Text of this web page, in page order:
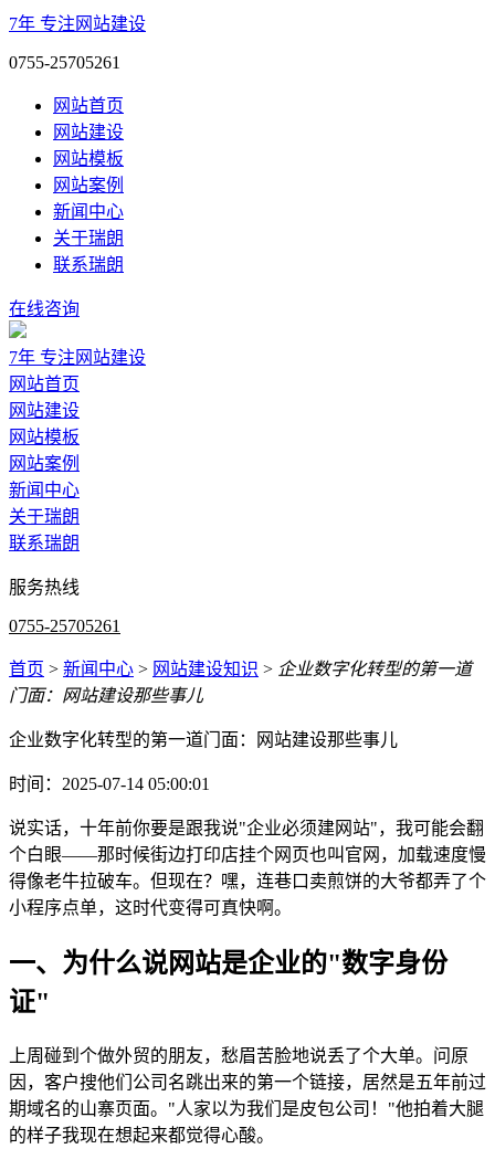
7年 专注网站建设
0755-25705261
网站首页
网站建设
网站模板
网站案例
新闻中心
关于瑞朗
联系瑞朗
在线咨询
7年 专注网站建设
网站首页
网站建设
网站模板
网站案例
新闻中心
关于瑞朗
联系瑞朗
服务热线
0755-25705261
首页 > 新闻中心 > 网站建设知识 > 企业数字化转型的第一道
门面：网站建设那些事儿
企业数字化转型的第一道门面：网站建设那些事儿
时间：2025-07-14 05:00:01
说实话，十年前你要是跟我说"企业必须建网站"，我可能会翻
个白眼——那时候街边打印店挂个网页也叫官网，加载速度慢
得像老牛拉破车。但现在？嘿，连巷口卖煎饼的大爷都弄了个
小程序点单，这时代变得可真快啊。
一、为什么说网站是企业的"数字身份
证"
上周碰到个做外贸的朋友，愁眉苦脸地说丢了个大单。问原
因，客户搜他们公司名跳出来的第一个链接，居然是五年前过
期域名的山寨页面。"人家以为我们是皮包公司！"他拍着大腿
的样子我现在想起来都觉得心酸。